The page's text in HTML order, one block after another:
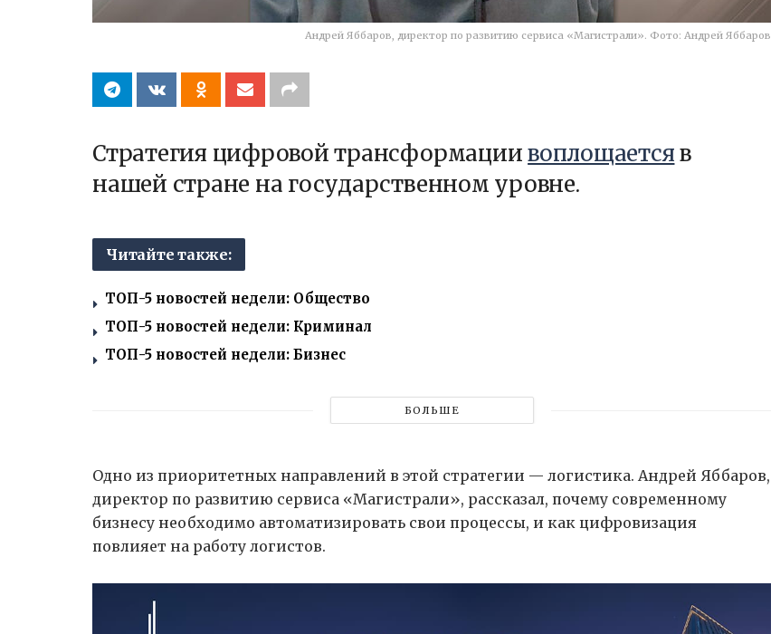
Андрей Яббаров, директор по развитию сервиса «Магистрали». Фото: Андрей Яббаров
Стратегия цифровой трансформациивоплощаетсяв
нашей стране на государственном уровне.
Читайте также:
ТОП-5 новостей недели: Общество
ТОП-5 новостей недели: Криминал
ТОП-5 новостей недели: Бизнес
БОЛЬШЕ
Одно из приоритетных направлений в этой стратегии — логистика. Андрей Яббаров,
директор по развитию сервиса «Магистрали», рассказал, почему современному
бизнесу необходимо автоматизировать свои процессы, и как цифровизация
повлияет на работу логистов.